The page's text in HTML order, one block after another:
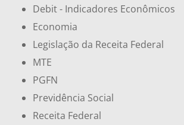
Debit - Indicadores Econômicos
Economia
Legislação da Receita Federal
MTE
PGFN
Previdência Social
Receita Federal